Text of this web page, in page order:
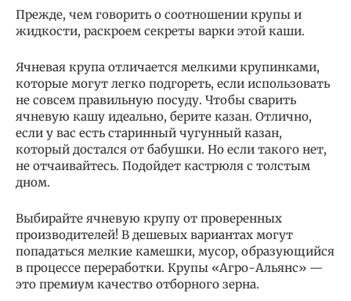
Прежде, чем говорить о соотношении крупы и
жидкости, раскроем секреты варки этой каши.
Ячневая крупа отличается мелкими крупинками,
которые могут легко подгореть, если использовать
не совсем правильную посуду. Чтобы сварить
ячневую кашу идеально, берите казан. Отлично,
если у вас есть старинный чугунный казан,
который достался от бабушки. Но если такого нет,
не отчаивайтесь. Подойдет кастрюля с толстым
дном.
Выбирайте ячневую крупу от проверенных
производителей! В дешевых вариантах могут
попадаться мелкие камешки, мусор, образующийся
в процессе переработки. Крупы «Агро-Альянс» —
это премиум качество отборного зерна.